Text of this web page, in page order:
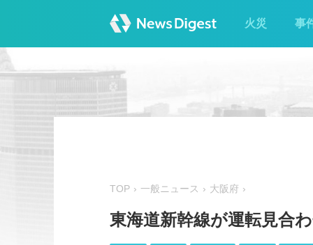
火災 事
TOP 一般ニュース 大阪府
東海道新幹線が運転見合